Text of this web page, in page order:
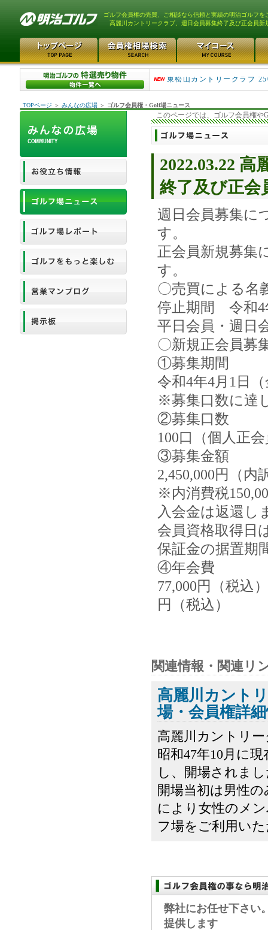
ゴルフ会員権の売買、ご相談なら信頼と実績の明治ゴルフを
高麗川カントリークラブ、週日会員募集終了及び正会員新
平塚富士見カントリーク
東松山カントリークラブ
TOPページ ＞ みんなの広場 ＞ ゴルフ会員権・Golf場ニュース
このページでは、ゴルフ会員権や
2022.03.22
終了及び正会
週日会員募集に
す。
正会員新規募集
す。
〇売買による名
停止期間 令和4
平日会員・週日
〇新規正会員募
①募集期間
令和4年4月1日
※募集口数に達
②募集口数
100口（個人正
③募集金額
2,450,000円（
※内消費税
入会金は返還し
会員資格取得日
保証金の据置期
④年会費
77,000円（税込
円（税込）
関連情報・関連リ
高麗川カント
場・会員権詳
高麗川カントリ
昭和47年10月に
し、開場されま
開場当初は男性
により女性のメ
フ場をご利用い
弊社にお任せ下さい
提供します